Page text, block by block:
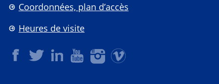
Coordonnées, plan d’accès
Heures de visite